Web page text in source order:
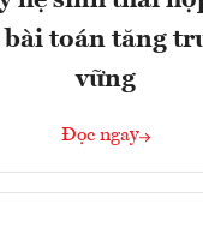
bài toán tăng
vững
Đọc ngay